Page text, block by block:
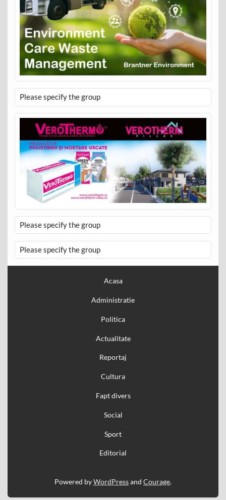
Please specify the group
Please specify the group
Please specify the group
Acasa
Administratie
Politica
Actualitate
Reportaj
Cultura
Fapt divers
Social
Sport
Editorial
Powered byWordPressand Courage.